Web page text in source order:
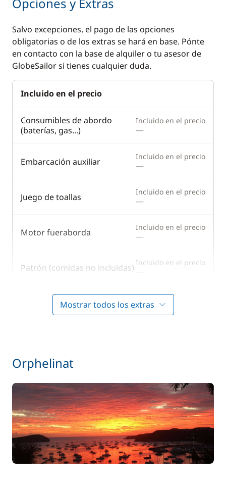
Radio VHF
Sonda
Transformador 220 V
Mesa de bañera
Molinete eléctrico
ancla
Comodidad
Panel Solar
Estufa horno de gas
Microondas
Salvo excepciones, el pago de las opciones
obligatorias o de los extras se hará en base. Pónte
en contacto con la base de alquiler o tu asesor de
GlobeSailor si tienes cualquier duda.
Incluido en el precio
Consumibles de abordo
(baterías, gas...)
Incluido en el precio
—
Embarcación auxiliar Incluido en el precio
—
Juego de toallas Incluido en el precio
—
Motor fueraborda Incluido en el precio
—
Patrón (comidas no incluidas) Incluido en el precio
Ropa de cama Incluido en el precio
—
Abastecimiento
Limpieza final 100,00 €
Traslado 40,00 €
/ persona
Mostrar todos los extras
Orphelinat